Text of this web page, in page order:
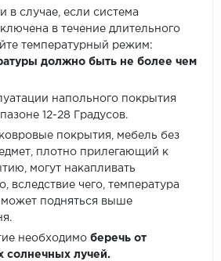
в случае, если система
в течение длительного
температурный режим:
должно быть не более чем
напольного покрытия
12-28 Градусов.
покрытия, мебель без
плотно прилегающий к
могут накапливать
вследствие чего, температура
может подняться выше
необходимо беречь от
солнечных лучей.